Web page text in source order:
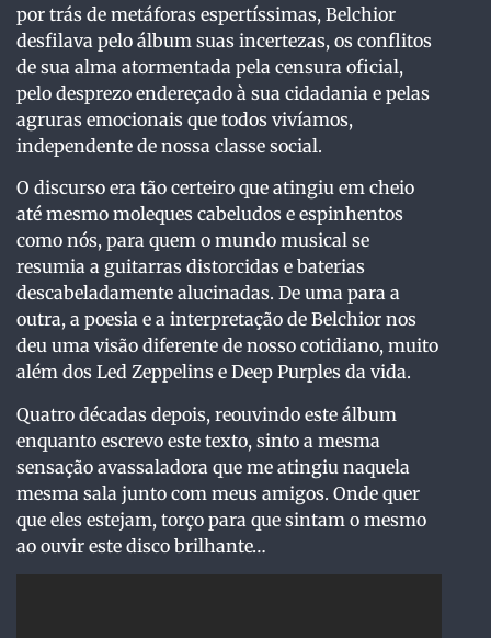
por trás de metáforas espertíssimas, Belchior
desfilava pelo álbum suas incertezas, os conflitos
de sua alma atormentada pela censura oficial,
pelo desprezo endereçado à sua cidadania e pelas
agruras emocionais que todos vivíamos,
independente de nossa classe social.
O discurso era tão certeiro que atingiu em cheio
até mesmo moleques cabeludos e espinhentos
como nós, para quem o mundo musical se
resumia a guitarras distorcidas e baterias
descabeladamente alucinadas. De uma para a
outra, a poesia e a interpretação de Belchior nos
deu uma visão diferente de nosso cotidiano, muito
além dos Led Zeppelins e Deep Purples da vida.
Quatro décadas depois, reouvindo este álbum
enquanto escrevo este texto, sinto a mesma
sensação avassaladora que me atingiu naquela
mesma sala junto com meus amigos. Onde quer
que eles estejam, torço para que sintam o mesmo
ao ouvir este disco brilhante…